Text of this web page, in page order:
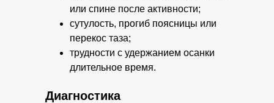
или спине после активности;
сутулость, прогиб поясницы или
перекос таза;
трудности с удержанием осанки
длительное время.
Диагностика